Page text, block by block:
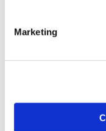
Marketing